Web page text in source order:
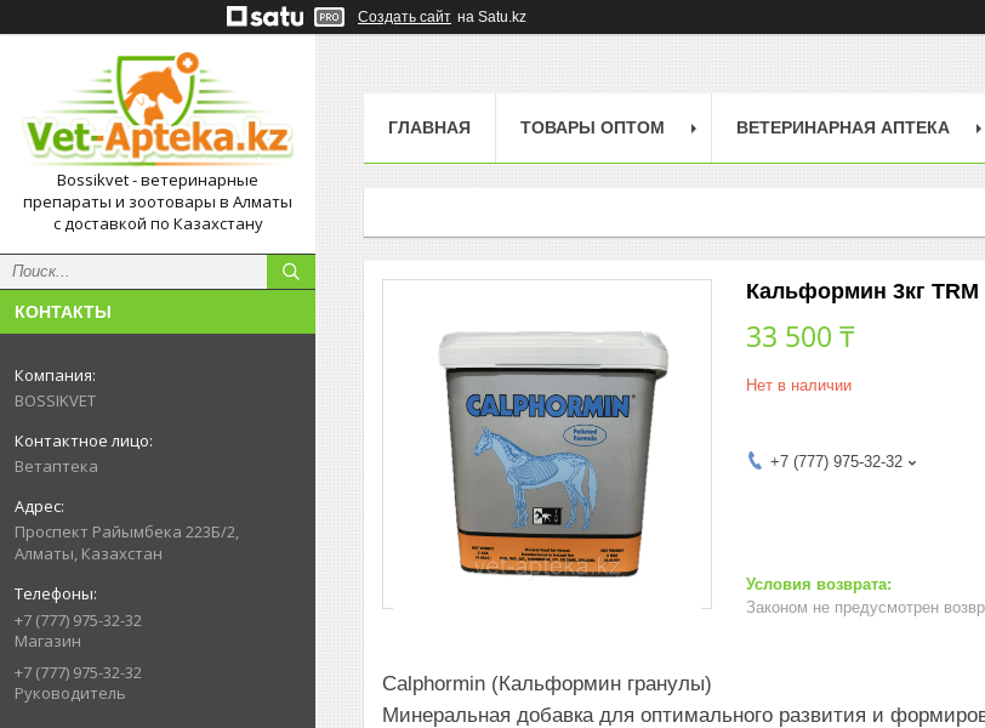
Создать сайт на Satu.kz
Bossikvet - ветеринарные
препараты и зоотовары в Алматы
с доставкой по Казахстану
КОНТАКТЫ
BOSSIKVET
Ветаптека
Проспект Райымбека 223Б/2,
Алматы, Казахстан
+7 (777) 975-32-32
Магазин
+7 (777) 975-32-32
Руководитель
ГЛАВНАЯ ТОВАРЫ ОПТОМ ВЕТЕРИНАРНАЯ АПТЕКА
Кальформин 3кг
33 500 ₸
Нет в наличии
+7 (777) 975-32-32
Законом не предусмотрен
Calphormin (Кальформин гранулы)
Минеральная добавка для оптимального развития и